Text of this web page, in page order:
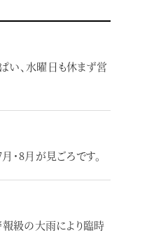
い、水曜日も休まず営
8月が見ごろです。
級の大雨により臨時